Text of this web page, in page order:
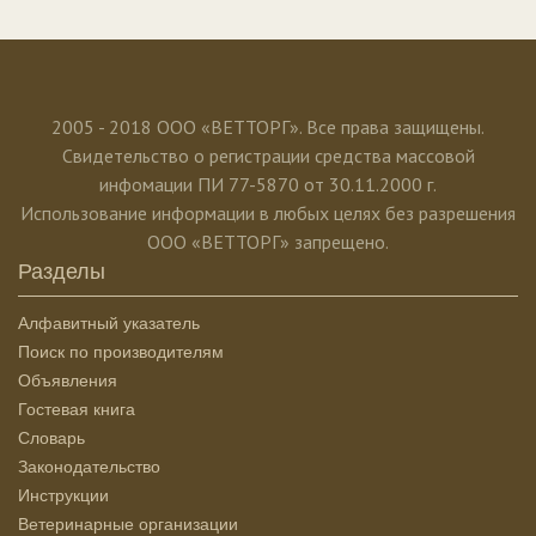
2005 - 2018 ООО «ВЕТТОРГ». Все права защищены.
Свидетельство о регистрации средства массовой
инфомации ПИ 77-5870 от 30.11.2000 г.
Использование информации в любых целях без разрешения
ООО «ВЕТТОРГ» запрещено.
Разделы
Алфавитный указатель
Поиск по производителям
Объявления
Гостевая книга
Словарь
Законодательство
Инструкции
Ветеринарные организации